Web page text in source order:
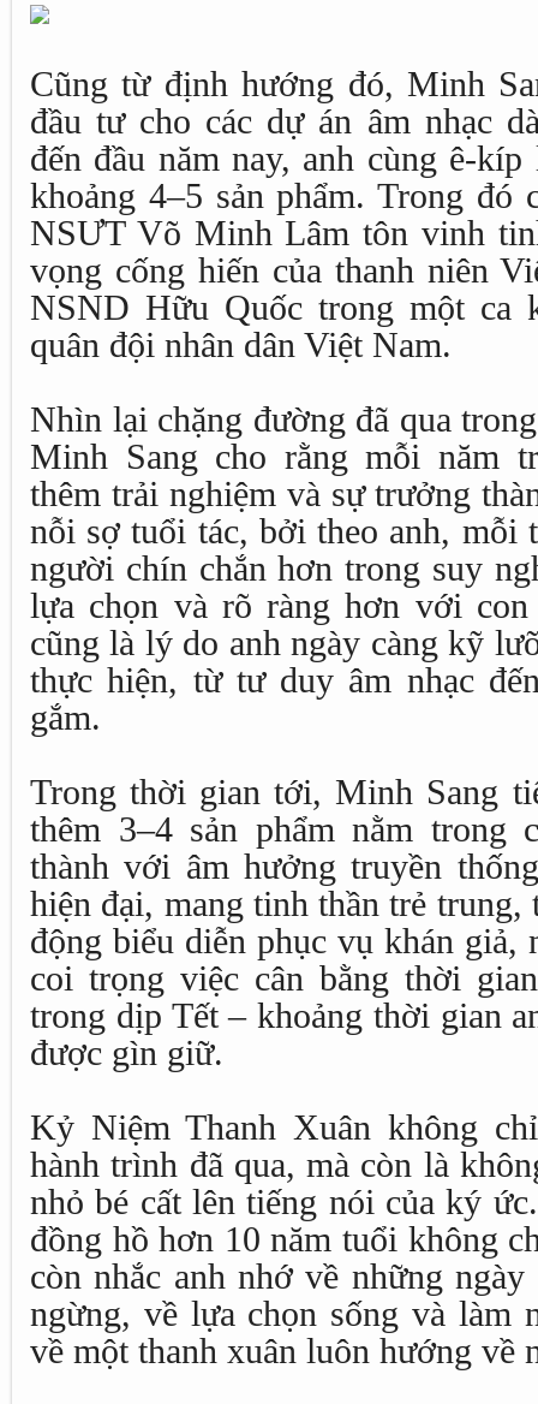
Cũng từ định hướng đó, Minh
đầu tư cho các dự án âm nhạc
đến đầu năm nay, anh cùng ê-
khoảng 4–5 sản phẩm. Trong
NSƯT Võ Minh Lâm tôn vinh
vọng cống hiến của thanh niên
NSND Hữu Quốc trong một ca
quân đội nhân dân Việt Nam.
Nhìn lại chặng đường đã qua
Minh Sang cho rằng mỗi năm
thêm trải nghiệm và sự trưởng
nỗi sợ tuổi tác, bởi theo anh, mỗi
người chín chắn hơn trong suy
lựa chọn và rõ ràng hơn với
cũng là lý do anh ngày càng kỹ
thực hiện, từ tư duy âm nhạc
gắm.
Trong thời gian tới, Minh Sang
thêm 3–4 sản phẩm nằm trong
thành với âm hưởng truyền
hiện đại, mang tinh thần trẻ trung,
động biểu diễn phục vụ khán giả,
coi trọng việc cân bằng thời
trong dịp Tết – khoảng thời gian
được gìn giữ.
Kỷ Niệm Thanh Xuân không
hành trình đã qua, mà còn là
nhỏ bé cất lên tiếng nói của ký
đồng hồ hơn 10 năm tuổi không
còn nhắc anh nhớ về những
ngừng, về lựa chọn sống và làm
về một thanh xuân luôn hướng về